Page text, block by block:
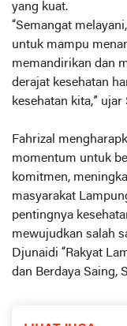
yang kuat.
“Semangat
untuk mampu
memandirikan dan
derajat kesehatan
kesehatan kita,” ujar
Fahrizal
momentum untuk
komitmen,
masyarakat
pentingnya
mewujudkan salah
Djunaidi “Rakyat
dan Berdaya Saing,